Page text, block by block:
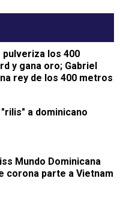
pulveriza los 400
y gana oro; Gabriel
rey de los 400 metros
a dominicano
Mundo Dominicana
corona parte a Vietnam